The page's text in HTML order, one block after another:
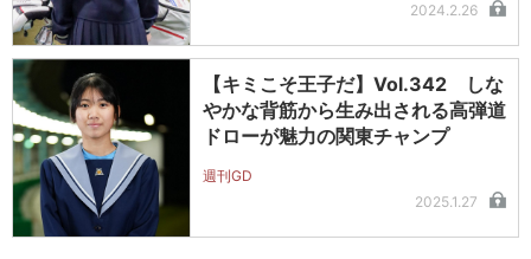
2024.2.26
【キミこそ王子だ】Vol.342 しな
やかな背筋から生み出される高弾道
ドローが魅力の関東チャンプ
週刊GD
2025.1.27